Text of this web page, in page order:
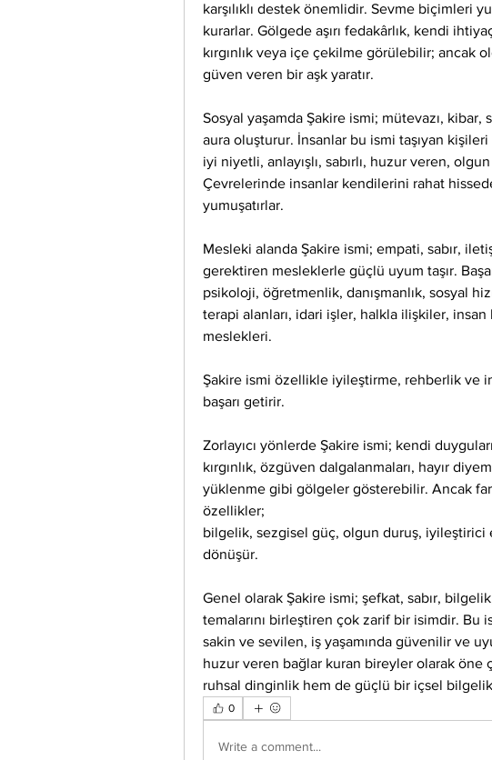
karşılıklı destek önemlidir. Sevme biçimleri
kurarlar. Gölgede aşırı fedakârlık, kendi
kırgınlık veya içe çekilme görülebilir; ancak
güven veren bir aşk yaratır.
Sosyal yaşamda Şakire ismi; mütevazı,
aura oluşturur. İnsanlar bu ismi taşıyan
iyi niyetli, anlayışlı, sabırlı, huzur veren,
Çevrelerinde insanlar kendilerini rahat
yumuşatırlar.
Mesleki alanda Şakire ismi; empati, sabır,
gerektiren mesleklerle güçlü uyum taşır.
psikoloji, öğretmenlik, danışmanlık, sosyal
terapi alanları, idari işler, halkla ilişkiler, insan
meslekleri.
Şakire ismi özellikle iyileştirme, rehberlik ve
başarı getirir.
Zorlayıcı yönlerde Şakire ismi; kendi
kırgınlık, özgüven dalgalanmaları, hayır
yüklenme gibi gölgeler gösterebilir. Ancak
özellikler;
bilgelik, sezgisel güç, olgun duruş,
dönüşür.
Genel olarak Şakire ismi; şefkat, sabır,
temalarını birleştiren çok zarif bir isimdir. Bu
sakin ve sevilen, iş yaşamında güvenilir ve
huzur veren bağlar kuran bireyler olarak öne
ruhsal dinginlik hem de güçlü bir içsel bilgelik
0
Write a comment...